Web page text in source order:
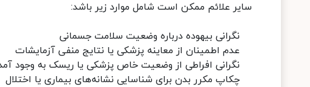
سایر علائم ممکن است شامل موارد زیر باشد:
نگرانی بیهوده درباره وضعیت سلامت جسمانی
عدم اطمینان از معاینه پزشکی یا نتایج منفی آزمایشات
نگرانی افراطی از وضعیت خاص پزشکی یا ریسک به وجود
چکاپ مکرر بدن‌ برای شناسایی نشانه‌های بیماری یا اختلال